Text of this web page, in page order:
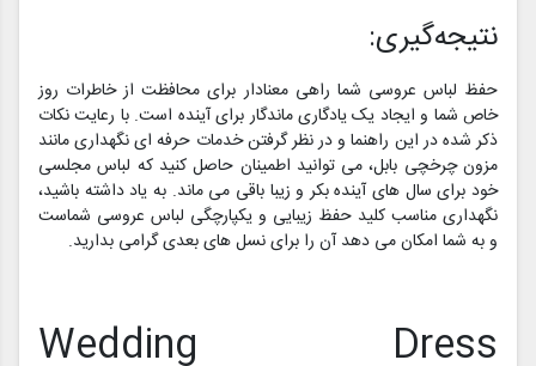
نتیجه‌گیری:
حفظ لباس عروسی شما راهی معنادار برای محافظت از خاطرات روز
خاص شما و ایجاد یک یادگاری ماندگار برای آینده است. با رعایت نکات
ذکر شده در این راهنما و در نظر گرفتن خدمات حرفه ای نگهداری مانند
مزون چرخچی بابل، می توانید اطمینان حاصل کنید که لباس مجلسی
خود برای سال های آینده بکر و زیبا باقی می ماند. به یاد داشته باشید،
نگهداری مناسب کلید حفظ زیبایی و یکپارچگی لباس عروسی شماست
و به شما امکان می دهد آن را برای نسل های بعدی گرامی بدارید.
Wedding Dress